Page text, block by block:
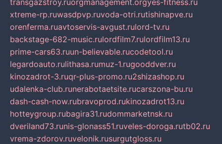
transgazstroy.ruorgmanagement.orgyes-fitness.ru
xtreme-rp.ruwasdpvp.ruvoda-otri.rutishinapve.ru
orenferma.ruavtoservis-avgust.rulord-tv.ru
backstage-682-music.rulordfilm7.rulordfilm13.ru
prime-cars63.ruun-believable.rucodetool.ru
legardoauto.rulithasa.rumuz-1.rugooddver.ru
kinozadrot-3.ruqr-plus-promo.ru2shizashop.ru
udalenka-club.runerabotaetsite.rucarszona-bu.ru
dash-cash-now.rubravoprod.rukinozadrot13.ru
hotteygroup.rubagira31.rudommarketnsk.ru
dveriland73.runis-glonass51.ruveles-doroga.rutb02.ru
vrema-zdorov.ruvelonik.rusurgutgloss.ru